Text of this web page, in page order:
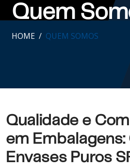
Quem
HOME QUEM SOMOS
Qualidade e
em Embalagens:
Envases Puros